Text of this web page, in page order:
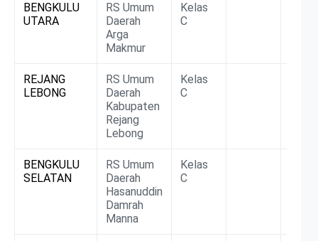
BENGKULU
UTARA
RS Umum
Daerah
Arga
Makmur
Kelas
C
REJANG
LEBONG
RS Umum
Daerah
Kabupaten
Rejang
Lebong
Kelas
C
BENGKULU
SELATAN
RS Umum
Daerah
Hasanuddin
Damrah
Manna
Kelas
C